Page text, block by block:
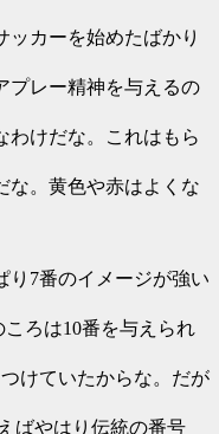
ッカーを始めたばかり
プレー精神を与えるの
わけだな。これはもら
な。黄色や赤はよくな
り7番のイメージが強い
ろは10番を与えられ
けていたからな。だが
ばやはり伝統の番号